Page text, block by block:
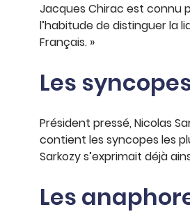
Jacques Chirac est connu
l’habitude de distinguer la
Français. »
Les
Président pressé, Nicolas
contient les syncopes les
Sarkozy s’exprimait déjà
Les